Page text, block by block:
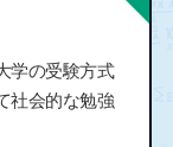
学の受験方式
社会的な勉強